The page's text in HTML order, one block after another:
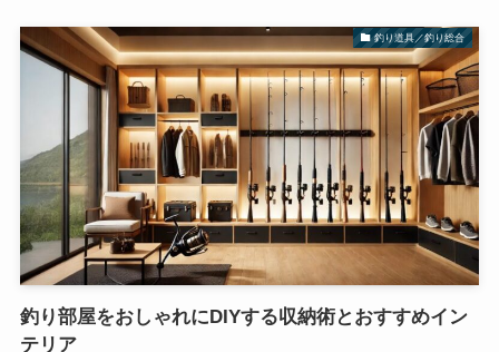
釣り道具／釣り総合
釣り部屋をおしゃれにDIYする収納術とおすすめイン
テリア